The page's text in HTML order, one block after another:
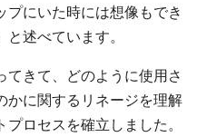
プにいた時には想像もでき
述べています。
てきて、どのように使用さ
かに関するリネージを理解
ロセスを確立しました。